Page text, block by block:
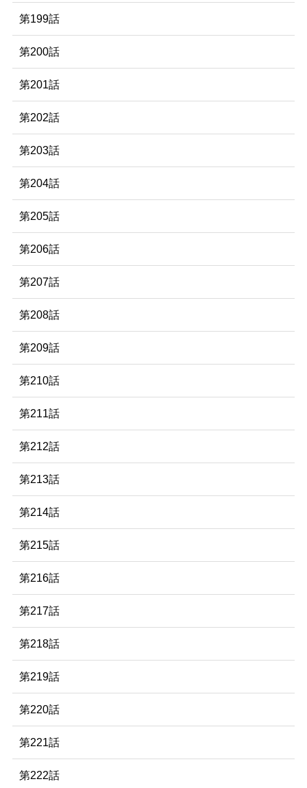
第199話
第200話
第201話
第202話
第203話
第204話
第205話
第206話
第207話
第208話
第209話
第210話
第211話
第212話
第213話
第214話
第215話
第216話
第217話
第218話
第219話
第220話
第221話
第222話